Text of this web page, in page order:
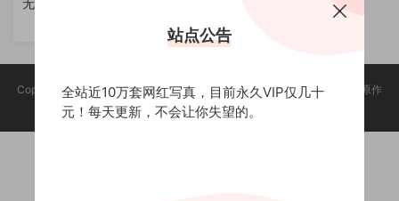
无情后妈不减脂微密圈图片视
Copyright @ 2025 养眼集 版权声明:本站所有资源均收集于网络，版权归原作
者所有，如有侵权，请联系删除。
站点公告
全站近10万套网红写真，目前永久VIP仅几十
元！每天更新，不会让你失望的。